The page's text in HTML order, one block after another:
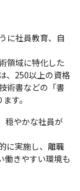
に社員教育、自
領域に特化した
、250以上の資格
術書などの「書
す。
穏やかな社員が
に実施し、離職
きやすい環境も